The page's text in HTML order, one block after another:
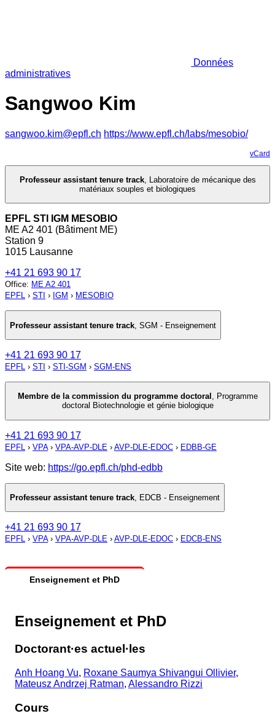
Données
administratives
Sangwoo Kim
sangwoo.kim@epfl.ch https://www.epfl.ch/labs/mesobio/
vCard
Professeur assistant tenure track, Laboratoire de mécanique des
matériaux souples et biologiques
EPFL STI IGM MESOBIO
ME A2 401 (Bâtiment ME)
Station 9
1015 Lausanne
+41 21 693 90 17
Office: ME A2 401
EPFL › STI › IGM › MESOBIO
Professeur assistant tenure track SGM - Enseignement
+41 21 693 90 17
EPFL › STI › STI-SGM › SGM-ENS
Membre de la commission du programme doctoral , Programme
doctoral Biotechnologie et génie biologique
+41 21 693 90 17
EPFL › VPA› VPA-AVP-DLE › AVP-DLE-EDOC › EDBB-GE
Site web: https://go.epfl.ch/phd-edbb
Professeur assistant tenure track, EDCB - Enseignement
+41 21 693 90 17
EPFL › VPA› VPA-AVP-DLE › AVP-DLE-EDOC › EDCB-ENS
Enseignement et PhD
Enseignement et PhD
Doctorant·es actuel·les
Anh Hoang Vu, Roxane Saumya Shivangui Ollivier,
Mateusz Andrzej Ratman, Alessandro Rizzi
Cours